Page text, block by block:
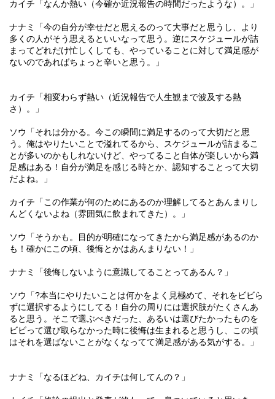
カイチ「なんか熱い（今確か近況報告の時間だったような）。」
ナナミ「今の自分が幸せだと思えるのって大事だと思うし、より
多くの人がそう思えるといいなって思う。逆にスケジュールが詰
まってどれだけ忙しくしても、やっていることに対して満足感が
ないのであればちょっと辛いと思う。」
カイチ「相変わらず熱い（近況報告で人生観まで波及する熱
さ）。」
ソウ「それは分かる。今この瞬間に満足するのって大切だと思
う。俺はやりたいことで溢れてるから、スケジュールが詰まるこ
とが多いのかもしれないけど、やってること自体が楽しいから満
足感はある！自分が満足を感じる時とか、認知することって大切
だよね。」
カイチ「この作業が何のためにあるのか理解してるとあんまりし
んどくないよね（雰囲気に飲まれてきた）。」
ソウ「そうかも。目的が明確になってきたから満足感があるのか
も！確かにこの頃、後悔とかはあんまりない！」
ナナミ「後悔しないように意識してることってあるん？」
ソウ「?本当にやりたいことは何かをよく見極めて、それをビビら
ずに選択するようにしてる！自分の周りには選択肢がたくさんあ
ると思う。そこで選ぶべきだった、あるいは選びたかったものを
ビビって選び取らなかった時に後悔は生まれると思うし、この頃
はそれを選ばないことがなくなってて満足感がある気がする。」
ナナミ「なるほどね、カイチは何してんの？」